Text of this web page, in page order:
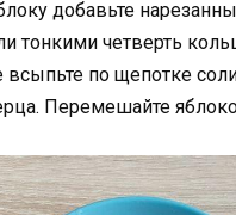
добавьте
тонкими четверть
всыпьте по щепотке
Перемешайте